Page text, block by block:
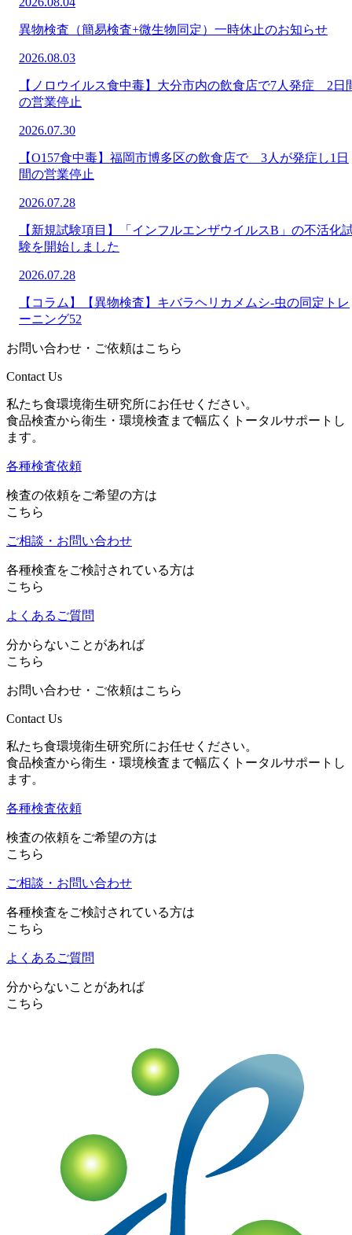
異物検査（簡易検査+微生物同定）一時休止のお知らせ
2026.08.03
【ノロウイルス食中毒】大分市内の飲食店で7人発症 2日
の営業停止
2026.07.30
【O157食中毒】福岡市博多区の飲食店で 3人が発症し1日
間の営業停止
2026.07.28
【新規試験項目】「インフルエンザウイルスB」の不活化
験を開始しました
2026.07.28
【コラム】【異物検査】キバラヘリカメムシ-虫の同定トレ
ーニング52
お問い合わせ・ご依頼はこちら
Contact Us
私たち食環境衛生研究所にお任せください。
食品検査から衛生・環境検査まで幅広くトータルサポートし
ます。
各種検査依頼
検査の依頼をご希望の方は
こちら
ご相談・お問い合わせ
各種検査をご検討されている方は
こちら
よくあるご質問
分からないことがあれば
こちら
お問い合わせ・ご依頼はこちら
Contact Us
私たち食環境衛生研究所にお任せください。
食品検査から衛生・環境検査まで幅広くトータルサポートし
ます。
各種検査依頼
検査の依頼をご希望の方は
こちら
ご相談・お問い合わせ
各種検査をご検討されている方は
こちら
よくあるご質問
分からないことがあれば
こちら